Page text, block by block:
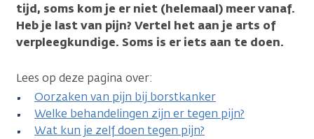
tijd, soms kom je er niet (helemaal) meer vanaf.
Heb je last van pijn? Vertel het aan je arts of
verpleegkundige. Soms is er iets aan te doen.
Lees op deze pagina over:
Oorzaken van pijn bij borstkanker
Welke behandelingen zijn er tegen pijn?
Wat kun je zelf doen tegen pijn?